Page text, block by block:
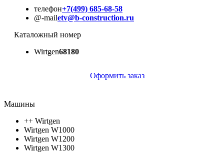
телефон+7(499) 685-68-58
@-mailetv@b-construction.ru
Каталожный номер
Wirtgen68180
Оформить заказ
Машины
++ Wirtgen
Wirtgen W1000
Wirtgen W1200
Wirtgen W1300